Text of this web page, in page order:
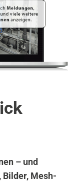
– und
Mesh-